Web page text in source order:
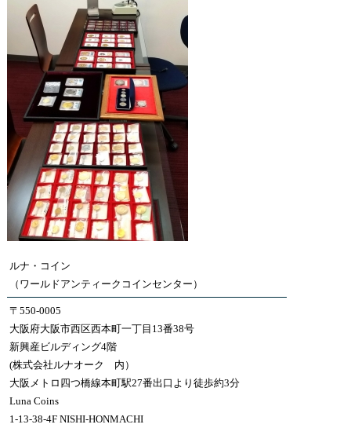
ルナ・コイン
（ワールドアンティークコインセンター）
〒550-0005
大阪府大阪市西区西本町一丁目13番38号
新興産ビルディング4階
(株式会社ルナオーク 内）
大阪メトロ四つ橋線本町駅27番出口より徒歩約3分
Luna Coins
1-13-38-4F NISHI-HONMACHI